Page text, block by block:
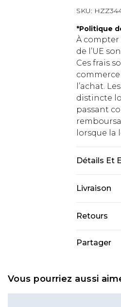
SKU:
*Politique
À compter
de l’UE
Ces frais
l’achat.
distincte
passant
lorsque la
Détails Et
Livraison
Livraison
Livraison
Evri Parcel
Retours
nous
Partager
Vous pourriez aussi